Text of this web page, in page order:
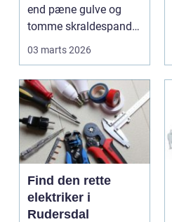
end pæne gulve og
tomme skraldespande.
03 marts 2026
Find den rette
elektriker i
Rudersdal